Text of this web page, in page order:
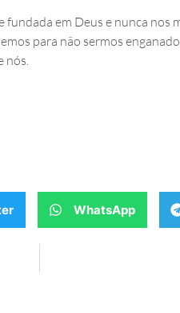
em Deus e nunca nos
para não sermos
nós.
WhatsApp